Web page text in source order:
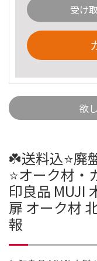
受け
欲
☘️送料込⭐️廃
⭐️オーク材・
印良品 MUJI
扉 オーク材
報